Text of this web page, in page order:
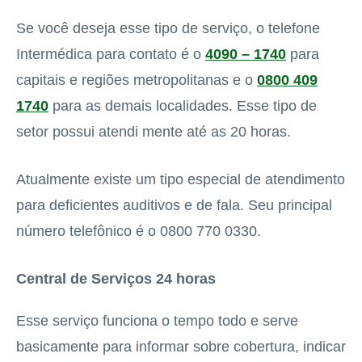
Se você deseja esse tipo de serviço, o telefone
Intermédica para contato é o 4090 – 1740 para
capitais e regiões metropolitanas e o 0800 409
1740 para as demais localidades. Esse tipo de
setor possui atendi mente até as 20 horas.
Atualmente existe um tipo especial de atendimento
para deficientes auditivos e de fala. Seu principal
número telefônico é o 0800 770 0330.
Central de Serviços 24 horas
Esse serviço funciona o tempo todo e serve
basicamente para informar sobre cobertura, indicar